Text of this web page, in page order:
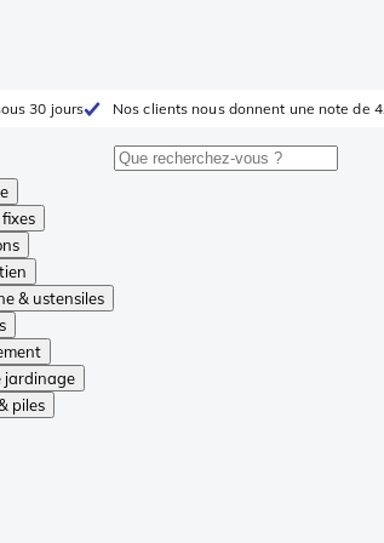
30 jours Nos clients nous donnent une note de
& ustensiles
jardinage
piles